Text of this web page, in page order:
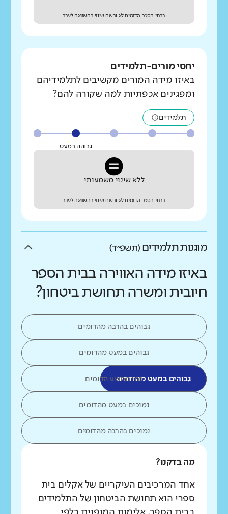
בבתי הספר הדומים לא נרשם שינוי בהשוואה לעבר
יחסי מורים-תלמידים
באיזו מידה המורים מקשיבים לתלמידיהם
ומפגינים אכפתיות למה שקורה להם?
תלמידים
גבוהה במעט
ללא שינוי משמעותי
בבתי הספר הדומים לא נרשם שינוי בהשוואה לעבר
מוגנות תלמידים (תשפ״ד)
באיזו מידה האווירה בבית הספר
חיובית ומשרה תחושת ביטחון?
גבוהים בהרבה מהדומים
גבוהים במעט מהדומים
גבוהים במעט מהדומיםכמו ממוצע הדומים
נמוכים במעט מהדומים
נמוכים בהרבה מהדומים
מה בדקנו?
אחד המרכיבים העיקריים של אקלים בית
ספרי הוא תחושת הביטחון של התלמידים